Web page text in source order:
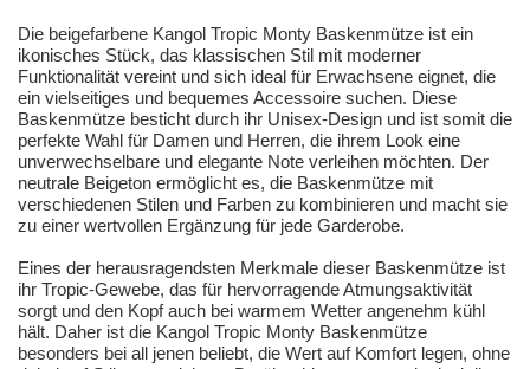
Die beigefarbene Kangol Tropic Monty Baskenmütze ist ein
ikonisches Stück, das klassischen Stil mit moderner
Funktionalität vereint und sich ideal für Erwachsene eignet, die
ein vielseitiges und bequemes Accessoire suchen. Diese
Baskenmütze besticht durch ihr Unisex-Design und ist somit die
perfekte Wahl für Damen und Herren, die ihrem Look eine
unverwechselbare und elegante Note verleihen möchten. Der
neutrale Beigeton ermöglicht es, die Baskenmütze mit
verschiedenen Stilen und Farben zu kombinieren und macht sie
zu einer wertvollen Ergänzung für jede Garderobe.
Eines der herausragendsten Merkmale dieser Baskenmütze ist
ihr Tropic-Gewebe, das für hervorragende Atmungsaktivität
sorgt und den Kopf auch bei warmem Wetter angenehm kühl
hält. Daher ist die Kangol Tropic Monty Baskenmütze
besonders bei all jenen beliebt, die Wert auf Komfort legen, ohne